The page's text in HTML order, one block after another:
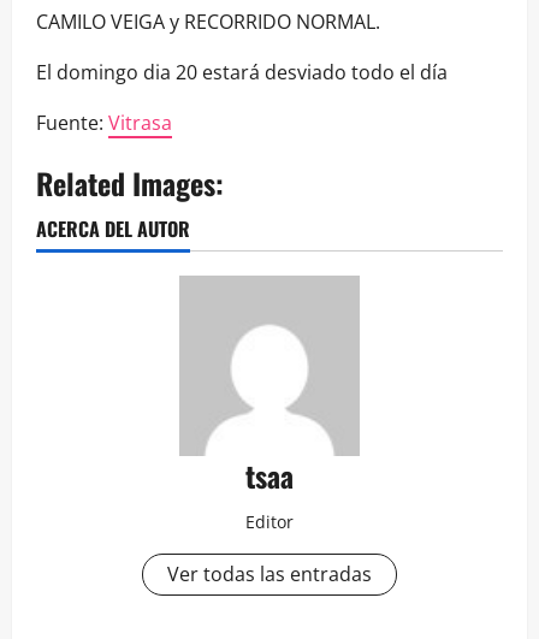
CAMILO VEIGA y RECORRIDO NORMAL.
El domingo dia 20 estará desviado todo el día
Fuente: Vitrasa
Related Images:
ACERCA DEL AUTOR
tsaa
Editor
Ver todas las entradas